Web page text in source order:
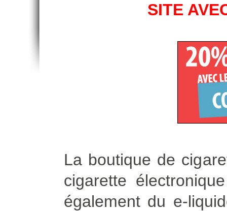
SITE
La boutique de
cigarette
également du e-